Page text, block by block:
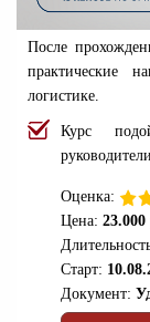
После
практические
логистике.
Курс
Оценка:
Цена: 23.000
Старт:
Документ: